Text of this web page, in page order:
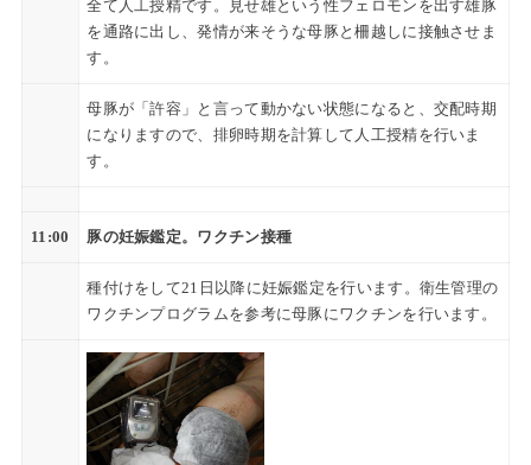
全て人工授精です。見せ雄という性フェロモンを出す雄豚
を通路に出し、発情が来そうな母豚と柵越しに接触させま
す。
母豚が「許容」と言って動かない状態になると、交配時期
になりますので、排卵時期を計算して人工授精を行いま
す。
11:00 豚の妊娠鑑定。ワクチン接種
種付けをして21日以降に妊娠鑑定を行います。衛生管理の
ワクチンプログラムを参考に母豚にワクチンを行います。